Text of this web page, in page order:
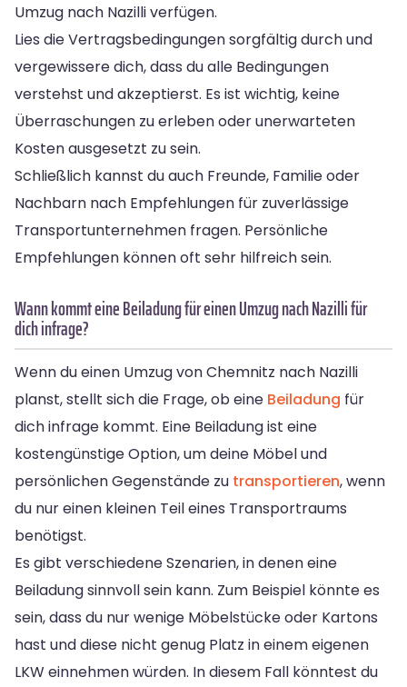
Umzug nach Nazilli verfügen.
Lies die Vertragsbedingungen sorgfältig durch und
vergewissere dich, dass du alle Bedingungen
verstehst und akzeptierst. Es ist wichtig, keine
Überraschungen zu erleben oder unerwarteten
Kosten ausgesetzt zu sein.
Schließlich kannst du auch Freunde, Familie oder
Nachbarn nach Empfehlungen für zuverlässige
Transportunternehmen fragen. Persönliche
Empfehlungen können oft sehr hilfreich sein.
Wann kommt eine Beiladung für einen Umzug nach Nazilli für
dich infrage?
Wenn du einen Umzug von Chemnitz nach Nazilli
planst, stellt sich die Frage, ob eine Beiladung für
dich infrage kommt. Eine Beiladung ist eine
kostengünstige Option, um deine Möbel und
persönlichen Gegenstände zu transportieren, wenn
du nur einen kleinen Teil eines Transportraums
benötigst.
Es gibt verschiedene Szenarien, in denen eine
Beiladung sinnvoll sein kann. Zum Beispiel könnte es
sein, dass du nur wenige Möbelstücke oder Kartons
hast und diese nicht genug Platz in einem eigenen
LKW einnehmen würden. In diesem Fall könntest du